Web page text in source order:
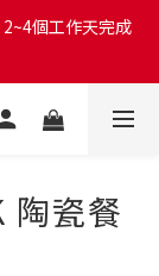
個工作天完成
個工作天完成
個工作天完成
陶瓷餐